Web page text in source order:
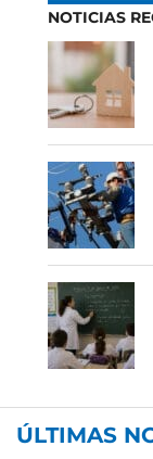
NOTICIAS
ÚLTIMAS